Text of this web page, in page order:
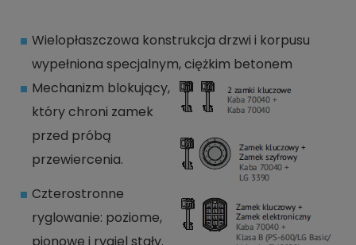
Wielopłaszczowa konstrukcja drzwi i korpusu
wypełniona specjalnym, ciężkim betonem
Mechanizm blokujący,
który chroni zamek
przed próbą
przewiercenia.
Czterostronne
ryglowanie: poziome,
pionowe i rygiel stały.